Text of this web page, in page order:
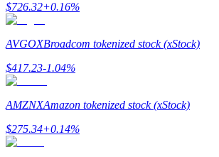
Tot 65% commissies!
$726.32+0.16%
AVGOXBroadcom tokenized stock (xStock)
$417.23-1.04%
AMZNXAmazon tokenized stock (xStock)
$275.34+0.14%